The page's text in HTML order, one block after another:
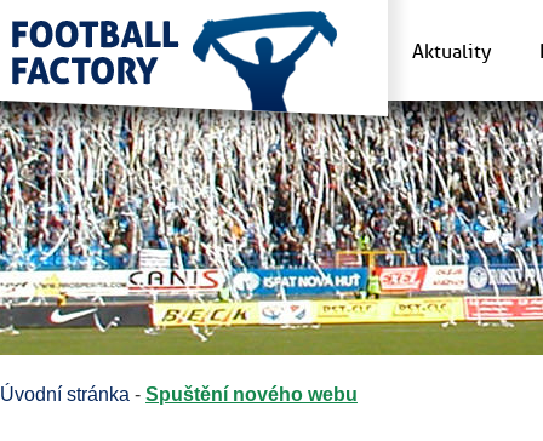
Aktuality
Úvodní stránka - Spuštění nového webu